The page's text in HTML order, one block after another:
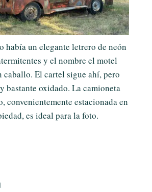
había un elegante letrero de neón
y el nombre el motel
caballo. El cartel sigue ahí, pero
bastante oxidado. La camioneta
convenientemente estacionada en
es ideal para la foto.